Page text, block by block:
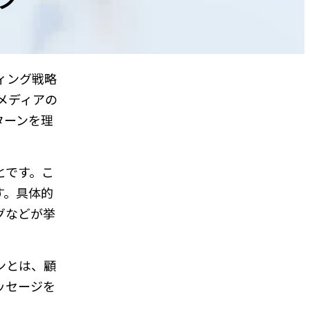
ング戦略
ディアの
ンを理
す。こ
具体的
などが挙
とは、顧
セージを